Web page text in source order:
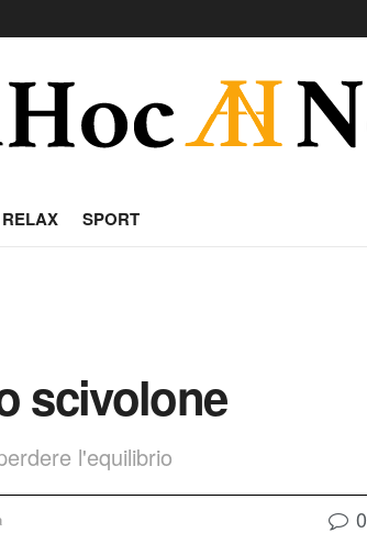
RELAX SPORT
scivolone
l'equilibrio
0